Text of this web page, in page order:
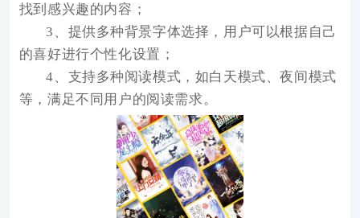
找到感兴趣的内容；
3、提供多种背景字体选择，用户可以根据自己
的喜好进行个性化设置；
4、支持多种阅读模式，如白天模式、夜间模式
等，满足不同用户的阅读需求。